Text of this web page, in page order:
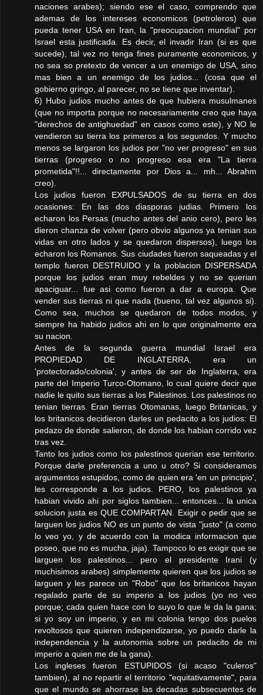
naciones arabes); siendo ese el caso, comprendo que
ademas de los intereses economicos (petroleros) que
pueda tener USA en Iran, la "preocupacion mundial" por
Israel esta justificada. Es decir, el invadir Iran (si es que
sucede), tal vez no tenga fines puramente economicos, y
no sea so pretexto de vencer a un enemigo de USA, sino
mas bien a un enemigo de los judios... (cosa que el
gobierno gringo, al parecer, no se tiene que inventar).
6) Hubo judios mucho antes de que hubiera musulmanes
(que no importa porque no necesariamente creo que haya
"derechos de antighuedad" en casos como este), y NO le
vendieron su tierra los primeros a los segundos. Y mucho
menos se largaron los judios por "no ver progreso" en sus
tierras (progreso o no progreso esa era "La tierra
prometida"!!... directamente por Dios a... mh... Abrahm
creo).
Los judios fueron EXPULSADOS de su tierra en dos
ocasiones: En las dos diasporas judias. Primero los
echaron los Persas (mucho antes del anio cero), pero les
dieron chanza de volver (pero obvio algunos ya tenian sus
vidas en otro lados y se quedaron dispersos), luego los
echaron los Romanos. Sus ciudades fueron saqueadas y el
templo fueron DESTRUIDO y la poblacion DISPERSADA
porque los judios eran muy rebeldes y no se querian
apaciguar... fue asi como fueron a dar a europa. Que
vender sus tierras ni que nada (bueno, tal vez algunos si).
Como sea, muchos se quedaron de todos modos, y
siempre ha habido judios ahi en lo que originalmente era
su nacion.
Antes de la segunda guerra mundial Israel era
PROPIEDAD DE INGLATERRA, era un
'protectorado/colonia', y antes de ser de Inglaterra, era
parte del Imperio Turco-Otomano, lo cual quiere decir que
nadie le quito sus tierras a los Palestinos. Los palestinos no
tenian tierras. Eran tierras Otomanas, luego Britanicas, y
los britanicos decidieron darles un pedacito a los judios: El
pedazo de donde salieron, de donde los habian corrido vez
tras vez.
Tanto los judios como los palestinos querian ese territorio.
Porque darle preferencia a uno u otro? Si consideramos
argumentos estupidos, como de quien era 'en un principio',
les corresponde a los judios. PERO, los palestinos ya
habian vivido ahi por siglos tambien... entonces... la unica
solucion justa es QUE COMPARTAN. Exigir o pedir que se
larguen los judios NO es un punto de vista "justo" (a como
lo veo yo, y de acuerdo con la modica informacion que
poseo, que no es mucha, jaja). Tampoco lo es exigir que se
larguen los palestinos... pero el presidente Irani (y
muchisimos arabes) simplemente quieren que los judios se
larguen y les parece un "Robo" que los britanicos hayan
regalado parte de su imperio a los judios (yo no veo
porque; cada quien hace con lo suyo lo que le da la gana;
si yo soy un imperio, y en mi colonia tengo dos puelos
revoltosos que quieren independizarse, yo puedo darle la
independencia y la autonomia sobre un pedacito de mi
imperio a quien me de la gana).
Los ingleses fueron ESTUPIDOS (si acaso "culeros"
tambien), al no repartir el territorio "equitativamente", para
que el mundo se ahorrase las decadas subsecuentes de